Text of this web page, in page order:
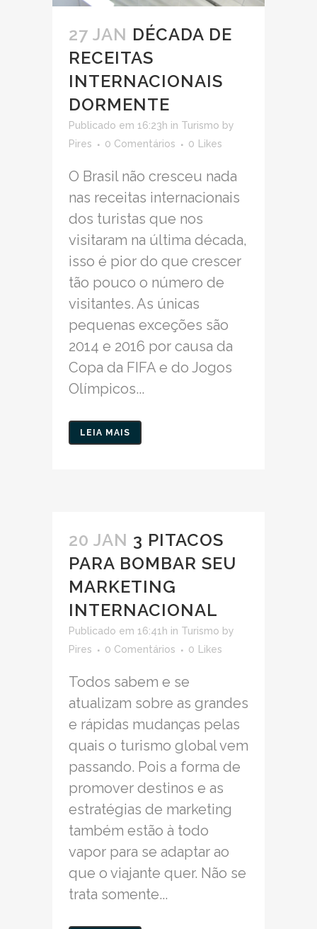
27 JAN DÉCADA DE
RECEITAS
INTERNACIONAIS
DORMENTE
Publicado em 16:23h in Turismo by
Pires
0 Comentários 0 Likes
O Brasil não cresceu nada
nas receitas internacionais
dos turistas que nos
visitaram na última década,
isso é pior do que crescer
tão pouco o número de
visitantes. As únicas
pequenas exceções são
2014 e 2016 por causa da
Copa da FIFA e do Jogos
Olímpicos...
LEIA MAIS
20 JAN 3 PITACOS
PARA BOMBAR SEU
MARKETING
INTERNACIONAL
Publicado em 16:41h in Turismo by
Pires
0 Comentários 0 Likes
Todos sabem e se
atualizam sobre as grandes
e rápidas mudanças pelas
quais o turismo global vem
passando. Pois a forma de
promover destinos e as
estratégias de marketing
também estão à todo
vapor para se adaptar ao
que o viajante quer. Não se
trata somente...